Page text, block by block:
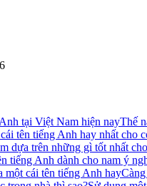
tại Việt Nam hiện nayThế
tên tiếng Anh hay nhất cho
dựa trên những gì tốt nhất
tiếng Anh dành cho nam ý
một cái tên tiếng Anh hay